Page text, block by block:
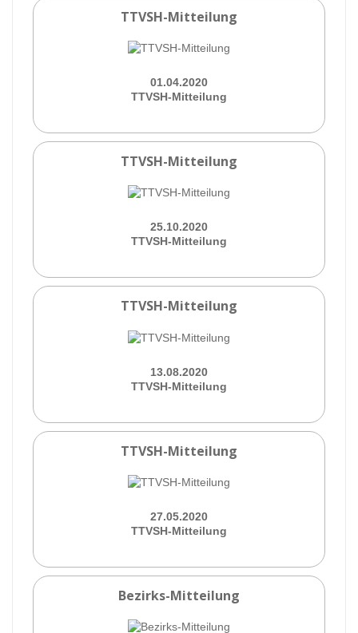
TTVSH-Mitteilung
01.04.2020
TTVSH-Mitteilung
TTVSH-Mitteilung
25.10.2020
TTVSH-Mitteilung
TTVSH-Mitteilung
13.08.2020
TTVSH-Mitteilung
TTVSH-Mitteilung
27.05.2020
TTVSH-Mitteilung
Bezirks-Mitteilung